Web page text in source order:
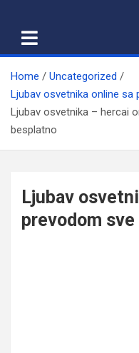
content
Home
Uncategorized
Ljubav osvetnika online
Ljubav osvetnika – hercai
besplatno
Ljubav
prevodom